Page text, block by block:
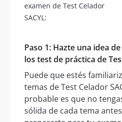
examen de Test Celador
SACYL:
Paso 1: Hazte una idea
los test de práctica de
Puede que estés
temas de Test Celador
probable es que no
sólida de cada tema